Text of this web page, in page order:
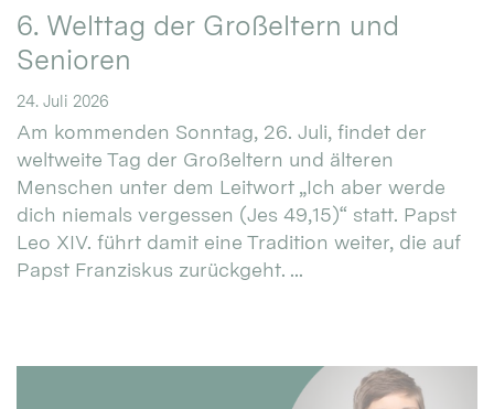
6. Welttag der Großeltern und
Senioren
24. Juli 2026
Am kommenden Sonntag, 26. Juli, findet der
weltweite Tag der Großeltern und älteren
Menschen unter dem Leitwort „Ich aber werde
dich niemals vergessen (Jes 49,15)“ statt. Papst
Leo XIV. führt damit eine Tradition weiter, die auf
Papst Franziskus zurückgeht. ...